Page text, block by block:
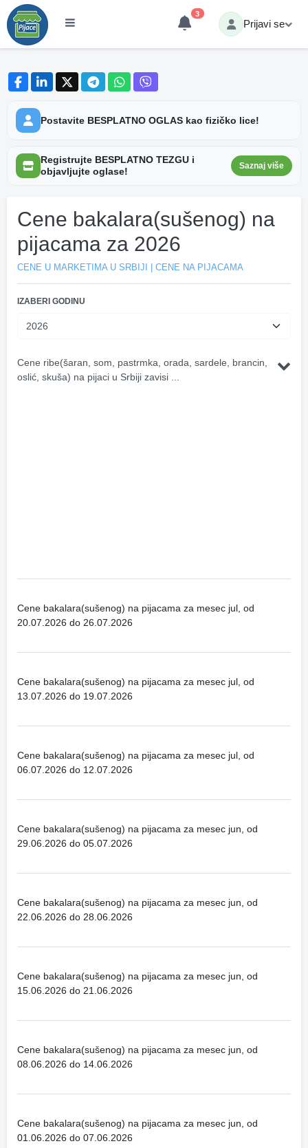
3
Prijavi se
Postavite BESPLATNO OGLAS kao fizičko lice!
Registrujte BESPLATNO TEZGU i
objavljujte oglase!
Saznaj više
Cene bakalara(sušenog) na
pijacama za 2026
CENE U MARKETIMA U SRBIJI | CENE NA PIJACAMA
IZABERI GODINU
Cene ribe(šaran, som, pastrmka, orada, sardele, brancin,
oslić, skuša) na pijaci u Srbiji zavisi ...
Cene bakalara(sušenog) na pijacama za mesec jul, od
20.07.2026 do 26.07.2026
Cene bakalara(sušenog) na pijacama za mesec jul, od
13.07.2026 do 19.07.2026
Cene bakalara(sušenog) na pijacama za mesec jul, od
06.07.2026 do 12.07.2026
Cene bakalara(sušenog) na pijacama za mesec jun, od
29.06.2026 do 05.07.2026
Cene bakalara(sušenog) na pijacama za mesec jun, od
22.06.2026 do 28.06.2026
Cene bakalara(sušenog) na pijacama za mesec jun, od
15.06.2026 do 21.06.2026
Cene bakalara(sušenog) na pijacama za mesec jun, od
08.06.2026 do 14.06.2026
Cene bakalara(sušenog) na pijacama za mesec jun, od
01.06.2026 do 07.06.2026